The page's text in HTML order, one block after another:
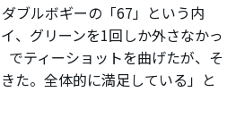
ブルボギーの「67」という内
、グリーンを1回しか外さなかっ
でティーショットを曲げたが、そ
た。全体的に満足している」と